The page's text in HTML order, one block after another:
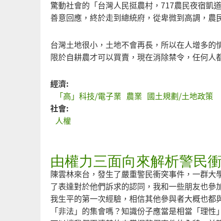
驚動社會的「台灣人民挺農村，717農民夜宿凱
善意回應，終於走到總統府，從卑微到高調，
台灣土地很小，土地不會再長，所以在人增多
限於自耕農才可以買賣，現在消除禁令，任何
經濟:
「高」科技/電子業 農業 國土規劃/土地政策
社會:
人權
由權力三面向來解析警民
陳雲林來台，發生了嚴重警民衝突事件，一群
了表達對於他們訴求的認同，我和一些朋友也
我生平的第一次經驗，相信其他參與者大概也
「非法」的集會嗎？知識份子應當是相當「理